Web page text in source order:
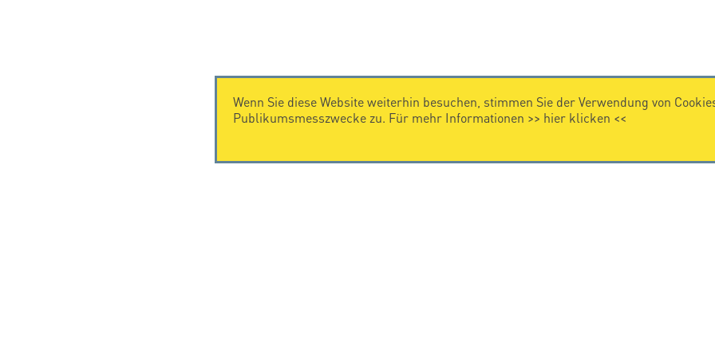
Wenn Sie diese Website weiterhin besuchen, stimmen Sie der Verwendung von
Publikumsmesszwecke zu. Für mehr Informationen >> hier klicken <<